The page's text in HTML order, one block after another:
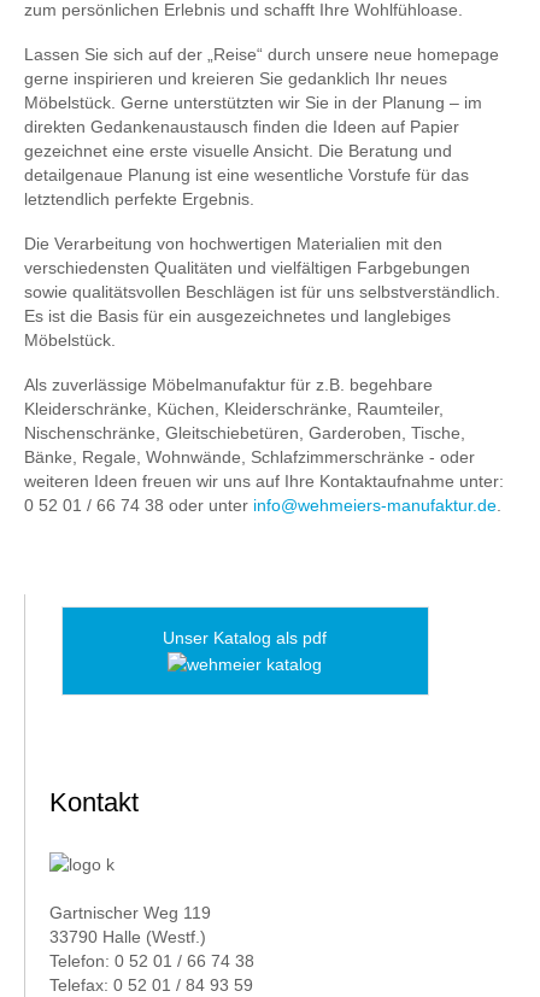
zum persönlichen Erlebnis und schafft Ihre Wohlfühloase.
Lassen Sie sich auf der „Reise“ durch unsere neue homepage
gerne inspirieren und kreieren Sie gedanklich Ihr neues
Möbelstück. Gerne unterstützten wir Sie in der Planung – im
direkten Gedankenaustausch finden die Ideen auf Papier
gezeichnet eine erste visuelle Ansicht. Die Beratung und
detailgenaue Planung ist eine wesentliche Vorstufe für das
letztendlich perfekte Ergebnis.
Die Verarbeitung von hochwertigen Materialien mit den
verschiedensten Qualitäten und vielfältigen Farbgebungen
sowie qualitätsvollen Beschlägen ist für uns selbstverständlich.
Es ist die Basis für ein ausgezeichnetes und langlebiges
Möbelstück.
Als zuverlässige Möbelmanufaktur für z.B. begehbare
Kleiderschränke, Küchen, Kleiderschränke, Raumteiler,
Nischenschränke, Gleitschiebetüren, Garderoben, Tische,
Bänke, Regale, Wohnwände, Schlafzimmerschränke - oder
weiteren Ideen freuen wir uns auf Ihre Kontaktaufnahme unter:
0 52 01 / 66 74 38 oder unter info@wehmeiers-manufaktur.de.
Unser Katalog als pdf
Kontakt
Gartnischer Weg 119
33790 Halle (Westf.)
Telefon: 0 52 01 / 66 74 38
Telefax: 0 52 01 / 84 93 59